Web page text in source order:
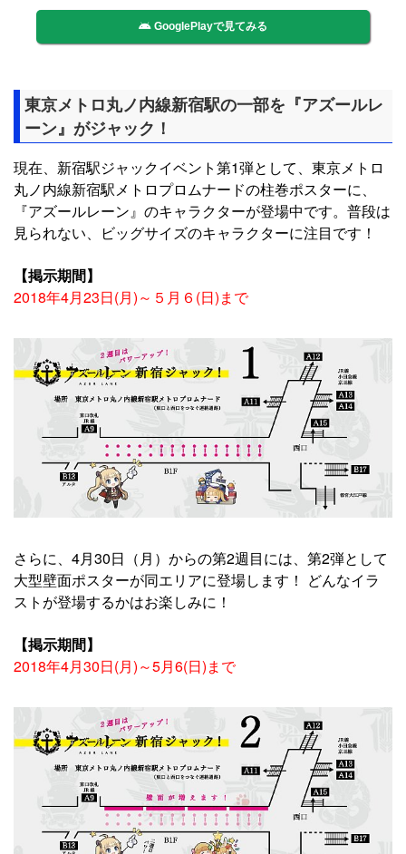
GooglePlayで見てみる
東京メトロ丸ノ内線新宿駅の一部を『アズールレ
ーン』がジャック！
現在、新宿駅ジャックイベント第1弾として、東京メトロ
丸ノ内線新宿駅メトロプロムナードの柱巻ポスターに、
『アズールレーン』のキャラクターが登場中です。普段は
見られない、ビッグサイズのキャラクターに注目です！
【掲示期間】
2018年4月23日(月)～５月６(日)まで
さらに、4月30日（月）からの第2週目には、第2弾として
大型壁面ポスターが同エリアに登場します！ どんなイラ
ストが登場するかはお楽しみに！
【掲示期間】
2018年4月30日(月)～5月6(日)まで